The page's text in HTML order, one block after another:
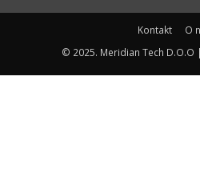
Kontakt
O
© 2025. Meridian Tech D.O.O